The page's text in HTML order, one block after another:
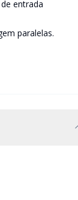
entrada
paralelas.